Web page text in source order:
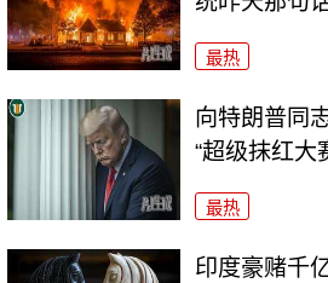
最热
向特朗普同
“超级抹红大
最热
印度豪赌千